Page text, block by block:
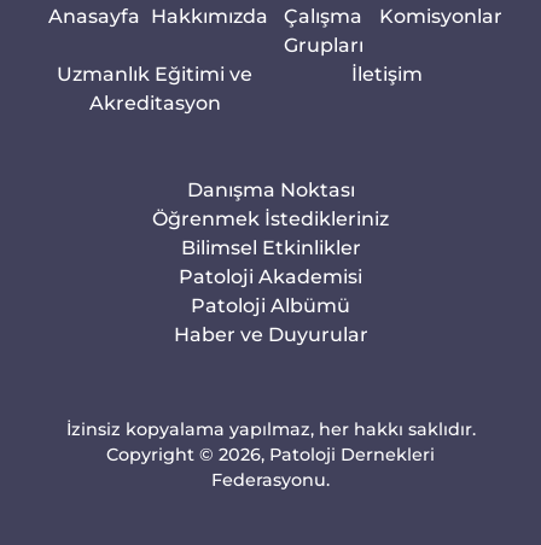
Anasayfa Hakkımızda
Çalışma
Grupları
Komisyonlar
Uzmanlık Eğitimi ve
Akreditasyon
İletişim
Danışma Noktası
Öğrenmek İstedikleriniz
Bilimsel Etkinlikler
Patoloji Akademisi
Patoloji Albümü
Haber ve Duyurular
İzinsiz kopyalama yapılmaz, her hakkı saklıdır.
Copyright © 2026, Patoloji Dernekleri
Federasyonu.